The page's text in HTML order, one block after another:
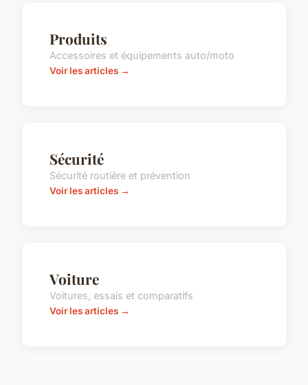
Produits
Accessoires et équipements auto/moto
Voir les articles →
Sécurité
Sécurité routière et prévention
Voir les articles →
Voiture
Voitures, essais et comparatifs
Voir les articles →